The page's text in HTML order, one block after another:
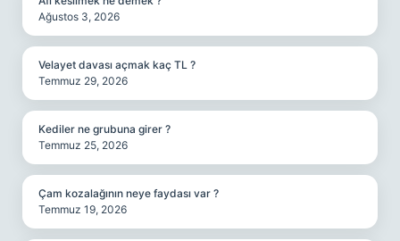
Ağustos 3, 2026
Velayet davası açmak kaç TL ?
Temmuz 29, 2026
Kediler ne grubuna girer ?
Temmuz 25, 2026
Çam kozalağının neye faydası var ?
Temmuz 19, 2026